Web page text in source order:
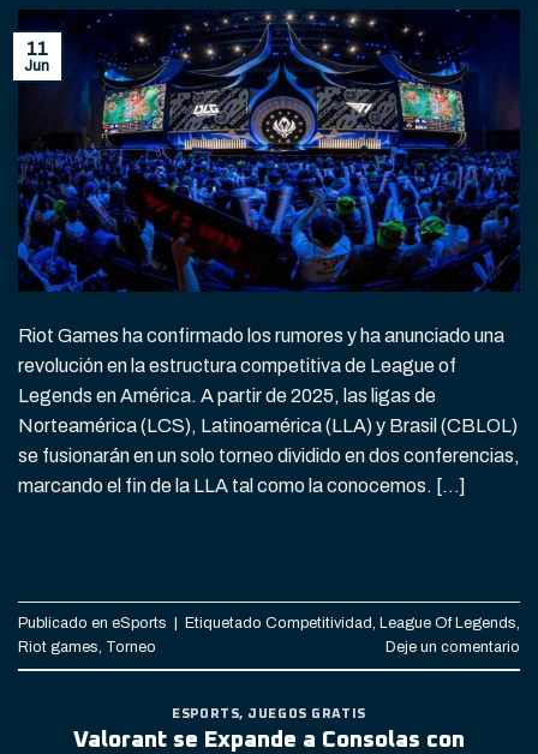
11
Jun
Riot Games ha confirmado los rumores y ha anunciado una
revolución en la estructura competitiva de League of
Legends en América. A partir de 2025, las ligas de
Norteamérica (LCS), Latinoamérica (LLA) y Brasil (CBLOL)
se fusionarán en un solo torneo dividido en dos conferencias,
marcando el fin de la LLA tal como la conocemos. […]
Publicado en eSports | Etiquetado Competitividad, League Of Legends,
Riot games, Torneo Deje un comentario
ESPORTS, JUEGOS GRATIS
Valorant se Expande a Consolas con